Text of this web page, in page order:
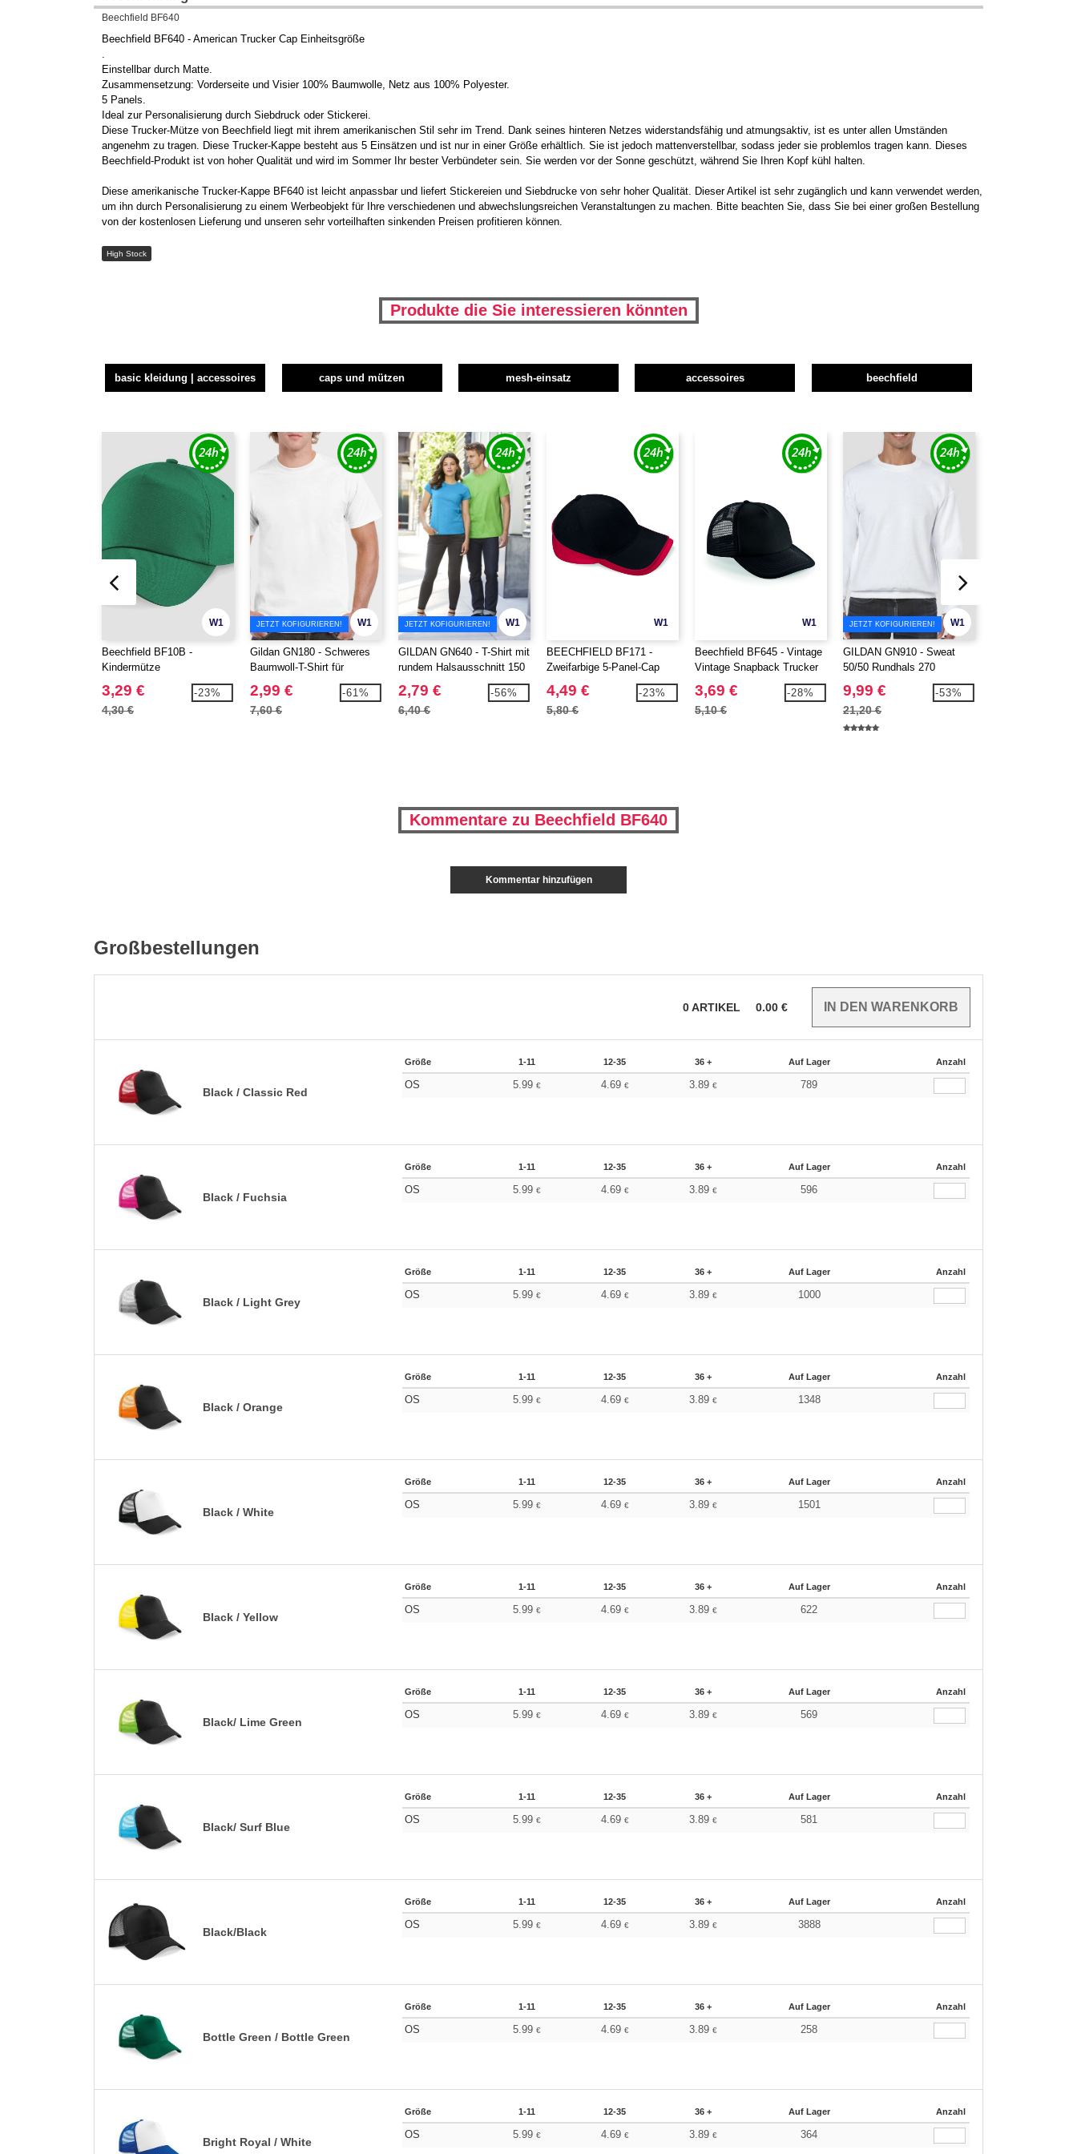
Beechfield BF640
Beechfield BF640 - American Trucker Cap Einheitsgröße
.
Einstellbar durch Matte.
Zusammensetzung: Vorderseite und Visier 100% Baumwolle, Netz aus 100% Polyester.
5 Panels.
Ideal zur Personalisierung durch Siebdruck oder Stickerei.
Diese Trucker-Mütze von Beechfield liegt mit ihrem amerikanischen Stil sehr im Trend. Dank seines hinteren Netzes widerstandsfähig und atmungsaktiv, ist es unter allen Umständen
angenehm zu tragen. Diese Trucker-Kappe besteht aus 5 Einsätzen und ist nur in einer Größe erhältlich. Sie ist jedoch mattenverstellbar, sodass jeder sie problemlos tragen kann. Dieses
Beechfield-Produkt ist von hoher Qualität und wird im Sommer Ihr bester Verbündeter sein. Sie werden vor der Sonne geschützt, während Sie Ihren Kopf kühl halten.
Diese amerikanische Trucker-Kappe BF640 ist leicht anpassbar und liefert Stickereien und Siebdrucke von sehr hoher Qualität. Dieser Artikel ist sehr zugänglich und kann verwendet werden,
um ihn durch Personalisierung zu einem Werbeobjekt für Ihre verschiedenen und abwechslungsreichen Veranstaltungen zu machen. Bitte beachten Sie, dass Sie bei einer großen Bestellung
von der kostenlosen Lieferung und unseren sehr vorteilhaften sinkenden Preisen profitieren können.
High Stock
Produkte die Sie interessieren könnten
basic kleidung | accessoires caps und mützen mesh-einsatz accessoires beechfield
W1
Beechfield BF10B -
Kindermütze
3,29 €
4,30 €
-23%
W1
JETZT KOFIGURIEREN!
Gildan GN180 - Schweres
Baumwoll-T-Shirt für
Erwachsene
2,99 €
7,60 €
-61%
W1
JETZT KOFIGURIEREN!
GILDAN GN640 - T-Shirt mit
rundem Halsausschnitt 150
2,79 €
6,40 €
-56%
W1
BEECHFIELD BF171 -
Zweifarbige 5-Panel-Cap
4,49 €
5,80 €
-23%
W1
Beechfield BF645 - Vintage
Vintage Snapback Trucker
Cap für Herren
3,69 €
5,10 €
-28%
W1
JETZT KOFIGURIEREN!
GILDAN GN910 - Sweat
50/50 Rundhals 270
9,99 €
21,20 €
-53%
Kommentare zu Beechfield BF640
Kommentar hinzufügen
Großbestellungen
0ARTIKEL 0.00 €
Black / Classic Red
Größe 1-11 12-35 36 + Auf Lager Anzahl
OS 5.99 € 4.69 € 3.89€ 789
Black / Fuchsia
Größe 1-11 12-35 36 + Auf Lager Anzahl
OS 5.99 € 4.69 € 3.89€ 596
Black / Light Grey
Größe 1-11 12-35 36 + Auf Lager Anzahl
OS 5.99 € 4.69 € 3.89€ 1000
Black / Orange
Größe 1-11 12-35 36 + Auf Lager Anzahl
OS 5.99 € 4.69 € 3.89€ 1348
Black / White
Größe 1-11 12-35 36 + Auf Lager Anzahl
OS 5.99 € 4.69 € 3.89€ 1501
Black / Yellow
Größe 1-11 12-35 36 + Auf Lager Anzahl
OS 5.99 € 4.69 € 3.89€ 622
Black/ Lime Green
Größe 1-11 12-35 36 + Auf Lager Anzahl
OS 5.99 € 4.69 € 3.89€ 569
Black/ Surf Blue
Größe 1-11 12-35 36 + Auf Lager Anzahl
OS 5.99 € 4.69 € 3.89€ 581
Black/Black
Größe 1-11 12-35 36 + Auf Lager Anzahl
OS 5.99 € 4.69 € 3.89€ 3888
Bottle Green / Bottle Green
Größe 1-11 12-35 36 + Auf Lager Anzahl
OS 5.99 € 4.69 € 3.89€ 258
Bright Royal / White
Größe 1-11 12-35 36 + Auf Lager Anzahl
OS 5.99 € 4.69 € 3.89€ 364